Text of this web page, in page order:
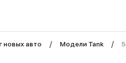
новых авто Модели Tank